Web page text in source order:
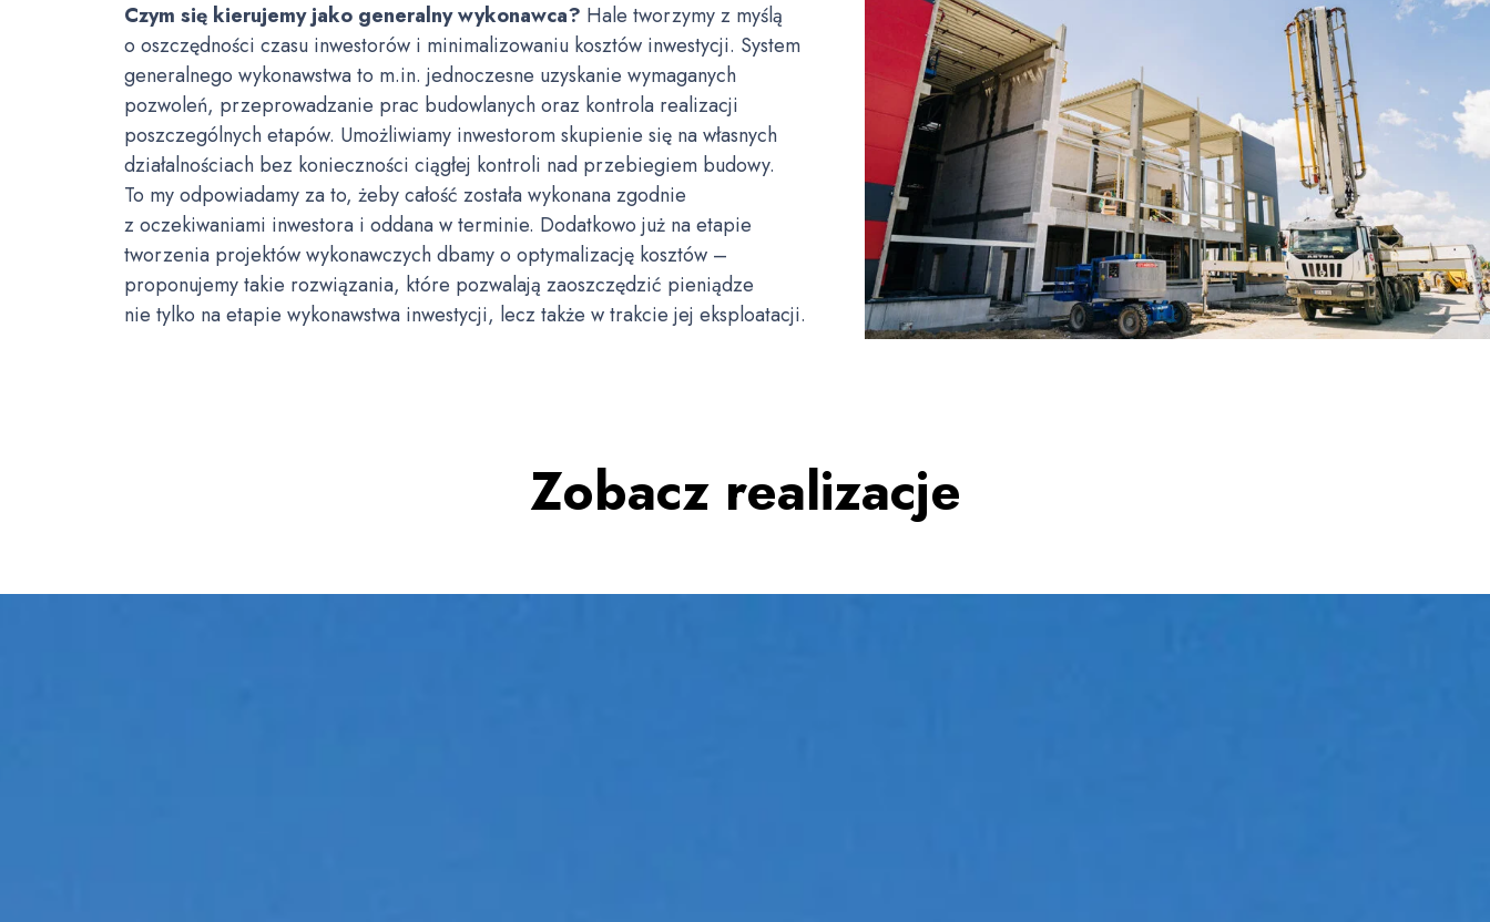
Czym się kierujemy jako generalny wykonawca? Hale tworzymy z myślą
o oszczędności czasu inwestorów i minimalizowaniu kosztów inwestycji. System
generalnego wykonawstwa to m.in. jednoczesne uzyskanie wymaganych
pozwoleń, przeprowadzanie prac budowlanych oraz kontrola realizacji
poszczególnych etapów. Umożliwiamy inwestorom skupienie się na własnych
działalnościach bez konieczności ciągłej kontroli nad przebiegiem budowy.
To my odpowiadamy za to, żeby całość została wykonana zgodnie
z oczekiwaniami inwestora i oddana w terminie. Dodatkowo już na etapie
tworzenia projektów wykonawczych dbamy o optymalizację kosztów –
proponujemy takie rozwiązania, które pozwalają zaoszczędzić pieniądze
nie tylko na etapie wykonawstwa inwestycji, lecz także w trakcie jej eksploatacji.
Zobacz realizacje